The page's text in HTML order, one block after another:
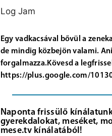
Log Jam
Egy vadkacsával bővül a
de mindig közbejön valami.
forgalmazza.Kövesd a
https://plus.google.com/
Naponta frissülő
gyerekdalokat, meséket,
mese.tv kínálatából!